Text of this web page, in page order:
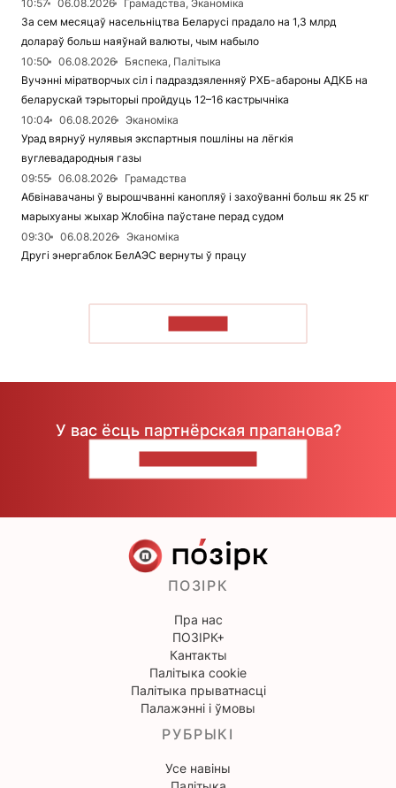
10:57
06.08.2026
Грамадства, Эканоміка
За сем месяцаў насельніцтва Беларусі прадало на 1,3 млрд
долараў больш наяўнай валюты, чым набыло
10:50
06.08.2026
Бяспека, Палітыка
Вучэнні міратворчых сіл і падраздзяленняў РХБ-абароны АДКБ на
беларускай тэрыторыі пройдуць 12–16 кастрычніка
10:04
06.08.2026
Эканоміка
Урад вярнуў нулявыя экспартныя пошліны на лёгкія
вуглевадародныя газы
09:55
06.08.2026
Грамадства
Абвінавачаны ў вырошчванні канопляў і захоўванні больш як 25 кг
марыхуаны жыхар Жлобіна паўстане перад судом
09:30
06.08.2026
Эканоміка
Другі энергаблок БелАЭС вернуты ў працу
У вас ёсць партнёрская прапанова?
ПОЗІРК
Пра нас
ПОЗІРК+
Кантакты
Палітыка cookie
Палітыка прыватнасці
Палажэнні і ўмовы
РУБРЫКІ
Усе навіны